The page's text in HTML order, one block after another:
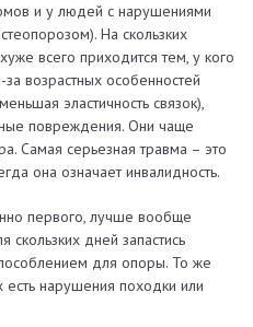
и у людей с нарушениями
На скользких
всего приходится тем, у кого
возрастных особенностей
эластичность связок),
повреждения. Они чаще
Самая серьезная травма – это
она означает инвалидность.
первого, лучше вообще
дней запастись
для опоры. То же
есть нарушения походки или